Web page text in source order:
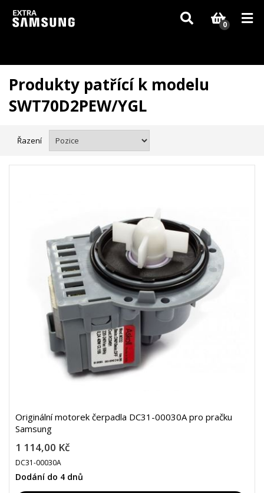
Vzhledem k aktuální situaci se může dodání dílů, které nejsou skladem,
zpozdit. Děkujeme za pochopení.
0
Produkty patřící k modelu
SWT70D2PEW/YGL
Řazení
Originální motorek čerpadla DC31-00030A pro pračku
Samsung
1 114,00 Kč
DC31-00030A
Dodání do 4 dnů